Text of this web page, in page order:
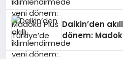
Daikin’den
dönem: